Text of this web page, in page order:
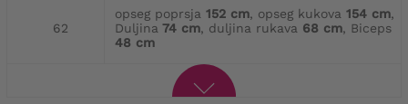
62
opseg poprsja 152 cm, opseg kukova 154 cm,
Duljina 74 cm, duljina rukava 68 cm, Biceps
48 cm